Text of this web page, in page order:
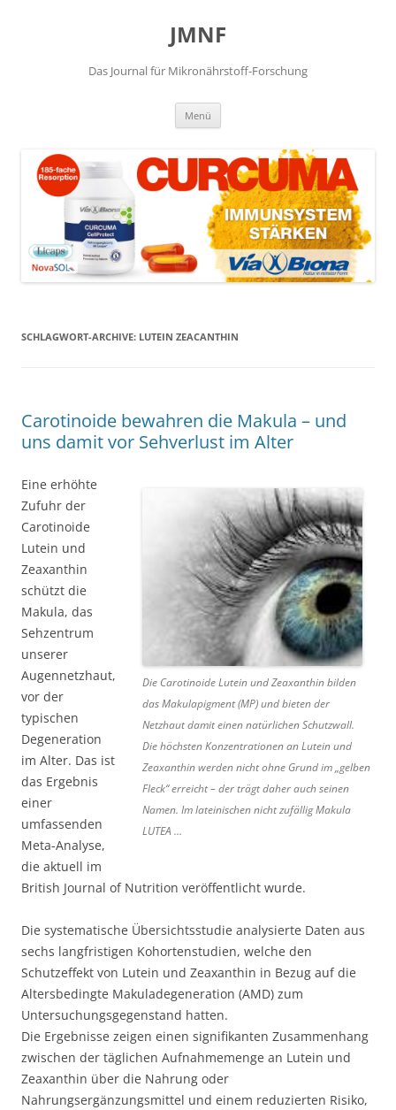
JMNF
Das Journal für Mikronährstoff-Forschung
Menü
SCHLAGWORT-ARCHIVE: LUTEIN ZEACANTHIN
Carotinoide bewahren die Makula – und
uns damit vor Sehverlust im Alter
Die Carotinoide Lutein und Zeaxanthin bilden
das Makulapigment (MP) und bieten der
Netzhaut damit einen natürlichen Schutzwall.
Die höchsten Konzentrationen an Lutein und
Zeaxanthin werden nicht ohne Grund im „gelben
Fleck“ erreicht – der trägt daher auch seinen
Namen. Im lateinischen nicht zufällig Makula
LUTEA …
Eine erhöhte
Zufuhr der
Carotinoide
Lutein und
Zeaxanthin
schützt die
Makula, das
Sehzentrum
unserer
Augennetzhaut,
vor der
typischen
Degeneration
im Alter. Das ist
das Ergebnis
einer
umfassenden
Meta-Analyse,
die aktuell im
British Journal of Nutrition veröffentlicht wurde.
Die systematische Übersichtsstudie analysierte Daten aus
sechs langfristigen Kohortenstudien, welche den
Schutzeffekt von Lutein und Zeaxanthin in Bezug auf die
Altersbedingte Makuladegeneration (AMD) zum
Untersuchungsgegenstand hatten.
Die Ergebnisse zeigen einen signifikanten Zusammenhang
zwischen der täglichen Aufnahmemenge an Lutein und
Zeaxanthin über die Nahrung oder
Nahrungsergänzungsmittel und einem reduzierten Risiko,